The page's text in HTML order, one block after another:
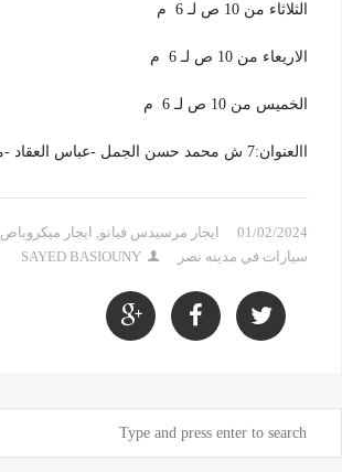
الثلاثاء من 10 ص لـ 6 م
الاريعاء من 10 ص لـ 6 م
الخميس من 10 ص لـ 6 م
االعنوان:7 ش محمد حسن الجمل -عباس العقاد -مدينة نصر
01/02/2024 ايجار مرسيدس فيانو, ايجار ميكروباص
سيارات في مدينه نصر
SAYED BASIOUNY